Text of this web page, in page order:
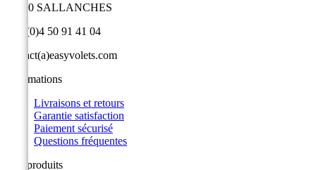
74700 SALLANCHES
+33 (0)4 50 91 41 04
contact(a)easyvolets.com
Informations
Livraisons et retours
Garantie satisfaction
Paiement sécurisé
Questions fréquentes
Nos produits